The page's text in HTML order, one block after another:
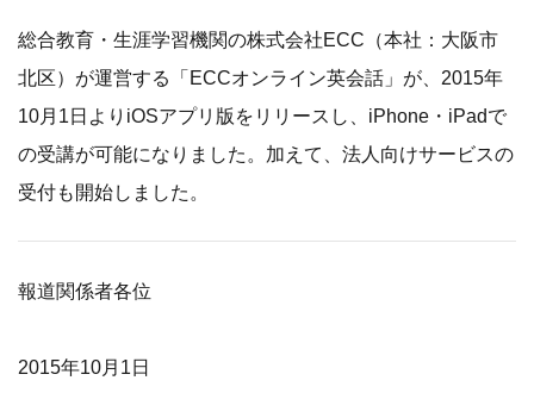
総合教育・生涯学習機関の株式会社ECC（本社：大阪市
北区）が運営する「ECCオンライン英会話」が、2015年
10月1日よりiOSアプリ版をリリースし、iPhone・iPadで
の受講が可能になりました。加えて、法人向けサービスの
受付も開始しました。
報道関係者各位
2015年10月1日